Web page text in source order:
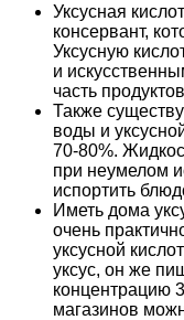
Уксусная
консервант,
Уксусную
и
часть
Также
воды и
70-80%.
при неумелом
испортить
Иметь дома
очень
уксусной
уксус, он же
концентрацию
магазинов